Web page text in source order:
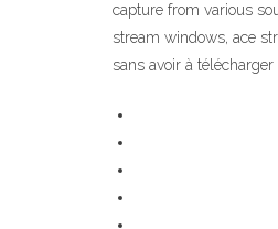
capture from various
stream windows, ace
sans avoir à